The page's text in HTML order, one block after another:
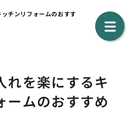
チンリフォームのおすす
れを楽にするキ
ームのおすすめ